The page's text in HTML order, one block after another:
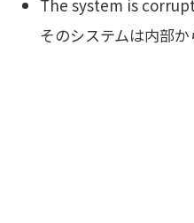
The system is
そのシステムは内部か